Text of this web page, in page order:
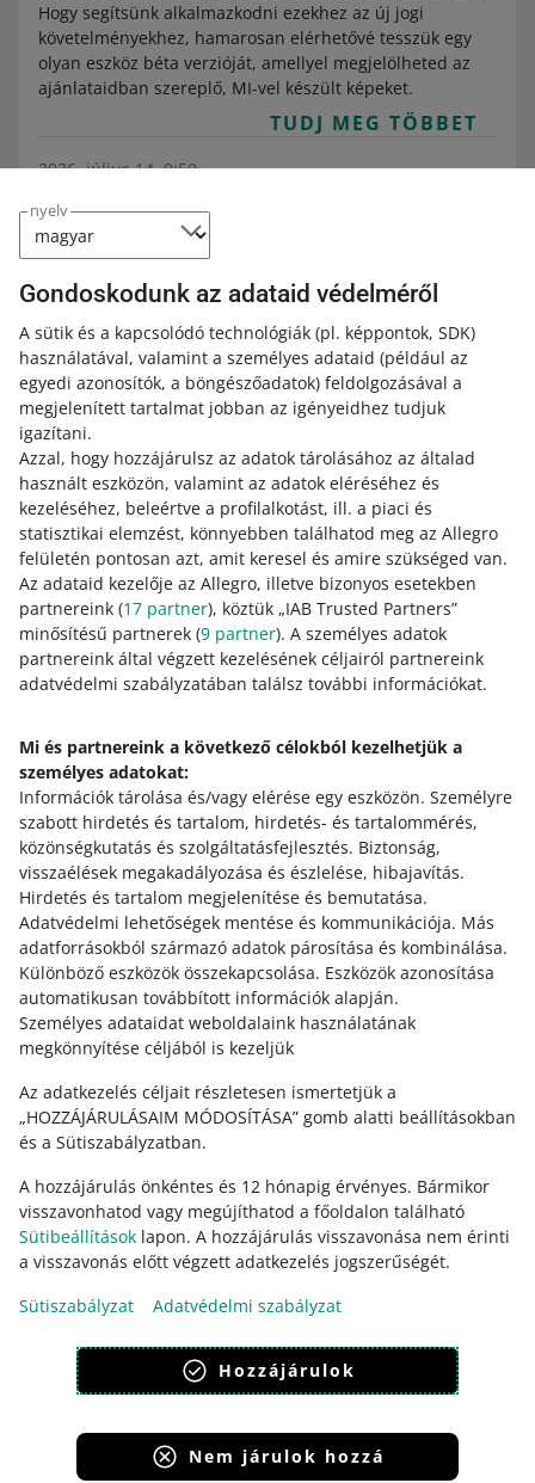
nyelv
Gondoskodunk az adataid védelméről
A sütik és a kapcsolódó technológiák (pl. képpontok, SDK)
használatával, valamint a személyes adataid (például az
egyedi azonosítók, a böngészőadatok) feldolgozásával a
megjelenített tartalmat jobban az igényeidhez tudjuk
igazítani.
Azzal, hogy hozzájárulsz az adatok tárolásához az általad
használt eszközön, valamint az adatok eléréséhez és
kezeléséhez, beleértve a profilalkotást, ill. a piaci és
statisztikai elemzést, könnyebben találhatod meg az Allegro
felületén pontosan azt, amit keresel és amire szükséged van.
Az adataid kezelője az Allegro, illetve bizonyos esetekben
partnereink (17 partner), köztük „IAB Trusted Partners”
minősítésű partnerek (9 partner). A személyes adatok
partnereink által végzett kezelésének céljairól partnereink
adatvédelmi szabályzatában találsz további információkat.
Mi és partnereink a következő célokból kezelhetjük a
személyes adatokat:
Információk tárolása és/vagy elérése egy eszközön. Személyre
szabott hirdetés és tartalom, hirdetés- és tartalommérés,
közönségkutatás és szolgáltatásfejlesztés. Biztonság,
visszaélések megakadályozása és észlelése, hibajavítás.
Hirdetés és tartalom megjelenítése és bemutatása.
Adatvédelmi lehetőségek mentése és kommunikációja. Más
adatforrásokból származó adatok párosítása és kombinálása.
Különböző eszközök összekapcsolása. Eszközök azonosítása
automatikusan továbbított információk alapján.
Személyes adataidat weboldalaink használatának
megkönnyítése céljából is kezeljük
Az adatkezelés céljait részletesen ismertetjük a
„HOZZÁJÁRULÁSAIM MÓDOSÍTÁSA” gomb alatti beállításokban
és a Sütiszabályzatban.
A hozzájárulás önkéntes és 12 hónapig érvényes. Bármikor
visszavonhatod vagy megújíthatod a főoldalon található
Sütibeállítások lapon. A hozzájárulás visszavonása nem érinti
a visszavonás előtt végzett adatkezelés jogszerűségét.
Sütiszabályzat
Adatvédelmi szabályzat
Hozzájárulok
Nem járulok hozzá
Hogy segítsünk alkalmazkodni ezekhez az új jogi
követelményekhez, hamarosan elérhetővé tesszük egy
olyan eszköz béta verzióját, amellyel megjelölheted az
ajánlataidban szereplő, MI-vel készült képeket.
TUDJ MEG TÖBBET
2026. július 14. 9:50
Július 14-én módosítottuk a kötelező
paramétereket egyes alkategóriákban
Category: Súgó eladóknak
Nézd meg, milyen paramétereket kell megadnod az
ajánlatok közzétételéhez vagy újraindításához.
TUDJ MEG TÖBBET
Ez az oldal más nyelveken is elérhető.
polski
čeština
English
slovenčina
Bővebben erről: allegro.cz
polski
čeština
English
slovenčina
Bővebben erről: allegro.sk
polski
čeština
English
slovenčina
megjelenítés:
Allegro Group Services